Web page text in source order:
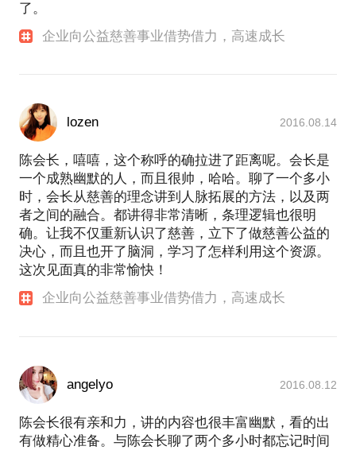
了。
企业向公益慈善事业借势借力，高速成长
lozen 2016.08.14
陈会长，嘻嘻，这个称呼的确拉进了距离呢。会长是
一个成熟幽默的人，而且很帅，哈哈。聊了一个多小
时，会长从慈善的理念讲到人脉拓展的方法，以及两
者之间的融合。都讲得非常清晰，条理逻辑也很明
确。让我不仅重新认识了慈善，立下了做慈善公益的
决心，而且也开了脑洞，学习了怎样利用这个资源。
这次见面真的非常愉快！
企业向公益慈善事业借势借力，高速成长
angelyo 2016.08.12
陈会长很有亲和力，讲的内容也很丰富幽默，看的出
有做精心准备。与陈会长聊了两个多小时都忘记时间